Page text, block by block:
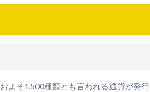
よそ1,500種類とも言われる通貨が発行